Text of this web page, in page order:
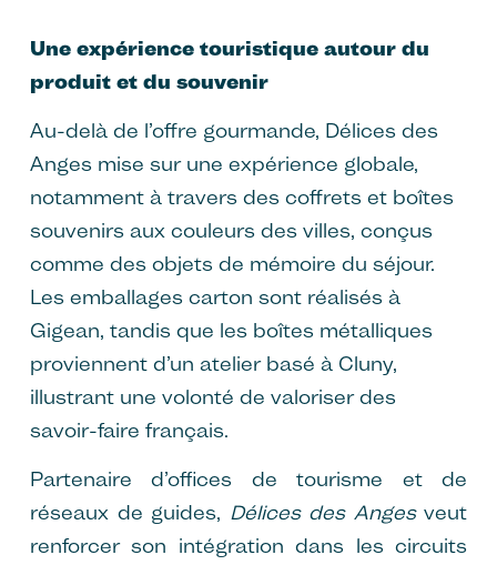
Une expérience touristique autour du
produit et du souvenir
Au-delà de l’offre gourmande, Délices des
Anges mise sur une expérience globale,
notamment à travers des coffrets et boîtes
souvenirs aux couleurs des villes, conçus
comme des objets de mémoire du séjour.
Les emballages carton sont réalisés à
Gigean, tandis que les boîtes métalliques
proviennent d’un atelier basé à Cluny,
illustrant une volonté de valoriser des
savoir-faire français.
Partenaire d’offices de tourisme et de
réseaux de guides, Délices des Angesveut
renforcer son intégration dans les circuits